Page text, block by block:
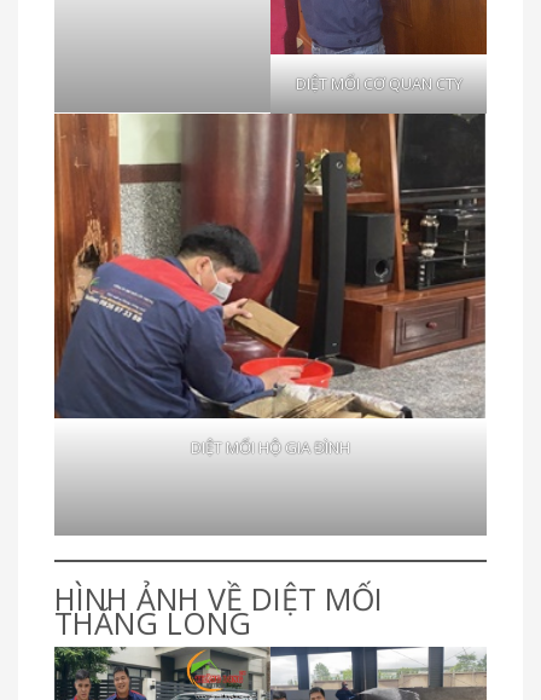
DIỆT MỐI CƠ QUAN CTY
DIỆT MỐI HỘ GIA ĐÌNH
HÌNH ẢNH VỀ DIỆT MỐI
THĂNG LONG